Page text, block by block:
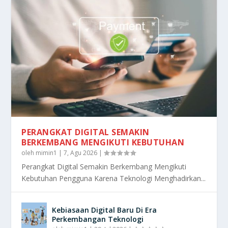
PERANGKAT DIGITAL SEMAKIN
BERKEMBANG MENGIKUTI KEBUTUHAN
oleh mimin1 |7, Agu 2026 |
Perangkat Digital Semakin Berkembang Mengikuti
Kebutuhan Pengguna Karena Teknologi Menghadirkan...
Kebiasaan Digital Baru Di Era
Perkembangan Teknologi